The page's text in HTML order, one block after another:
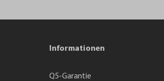
Informationen
Q5-Garantie